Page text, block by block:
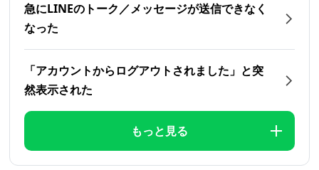
急にLINEのトーク／メッセージが送信できなく
なった
「アカウントからログアウトされました」と突
然表示された
もっと見る